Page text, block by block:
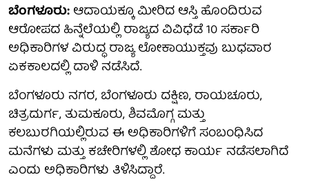
ಬೆಂಗಳೂರು:ಆದಾಯಕ್ಕೂ ಮೀರಿದ ಆಸ್ತಿ ಹೊಂದಿರುವ
ಆರೋಪದ ಹಿನ್ನೆಲೆಯಲ್ಲಿ ರಾಜ್ಯದ ವಿವಿಧೆಡೆ 10 ಸರ್ಕಾರಿ
ಅಧಿಕಾರಿಗಳ ವಿರುದ್ಧ ರಾಜ್ಯ ಲೋಕಾಯುಕ್ತವು ಬುಧವಾರ
ಏಕಕಾಲದಲ್ಲಿ ದಾಳಿ ನಡೆಸಿದೆ.
ಬೆಂಗಳೂರು ನಗರ, ಬೆಂಗಳೂರು ದಕ್ಷಿಣ, ರಾಯಚೂರು,
ಚಿತ್ರದುರ್ಗ, ತುಮಕೂರು, ಶಿವಮೊಗ್ಗ ಮತ್ತು
ಕಲಬುರಗಿಯಲ್ಲಿರುವ ಈ ಅಧಿಕಾರಿಗಳಿಗೆ ಸಂಬಂಧಿಸಿದ
ಮನೆಗಳು ಮತ್ತು ಕಚೇರಿಗಳಲ್ಲಿ ಶೋಧ ಕಾರ್ಯ ನಡೆಸಲಾಗಿದೆ
ಎಂದು ಅಧಿಕಾರಿಗಳು ತಿಳಿಸಿದ್ದಾರೆ.